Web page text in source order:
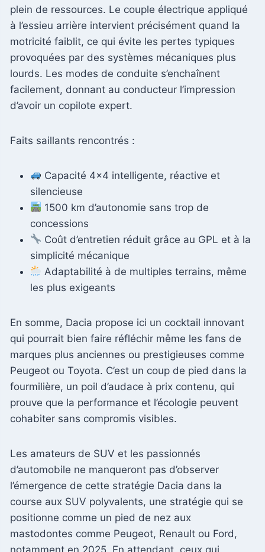
plein de ressources. Le couple électrique appliqué
à l’essieu arrière intervient précisément quand la
motricité faiblit, ce qui évite les pertes typiques
provoquées par des systèmes mécaniques plus
lourds. Les modes de conduite s’enchaînent
facilement, donnant au conducteur l’impression
d’avoir un copilote expert.
Faits saillants rencontrés :
Capacité 4×4 intelligente, réactive et
silencieuse
1500 km d’autonomie sans trop de
concessions
Coût d’entretien réduit grâce au GPL et à la
simplicité mécanique
Adaptabilité à de multiples terrains, même
les plus exigeants
En somme, Dacia propose ici un cocktail innovant
qui pourrait bien faire réfléchir même les fans de
marques plus anciennes ou prestigieuses comme
Peugeot ou Toyota. C’est un coup de pied dans la
fourmilière, un poil d’audace à prix contenu, qui
prouve que la performance et l’écologie peuvent
cohabiter sans compromis visibles.
Les amateurs de SUV et les passionnés
d’automobile ne manqueront pas d’observer
l’émergence de cette stratégie Dacia dans la
course aux SUV polyvalents, une stratégie qui se
positionne comme un pied de nez aux
mastodontes comme Peugeot, Renault ou Ford,
notamment en 2025. En attendant, ceux qui